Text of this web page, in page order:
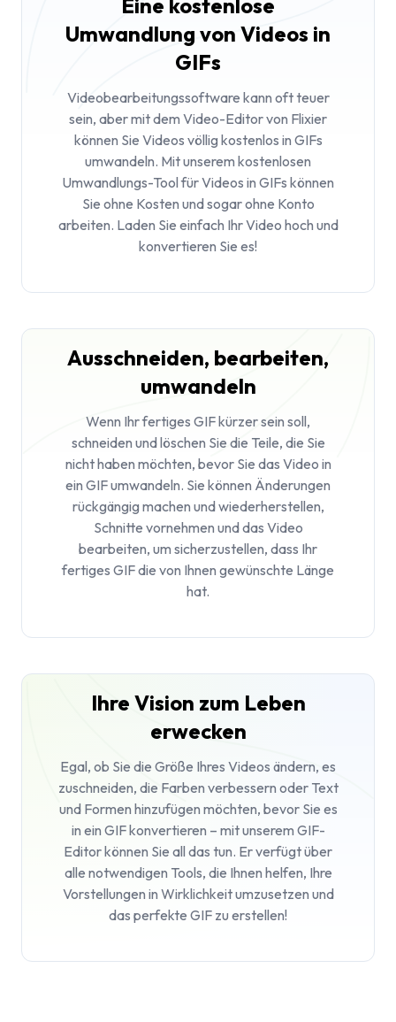
Eine kostenlose
Umwandlung von Videos in
GIFs
Videobearbeitungssoftware kann oft teuer
sein, aber mit dem Video-Editor von Flixier
können Sie Videos völlig kostenlos in GIFs
umwandeln. Mit unserem kostenlosen
Umwandlungs-Tool für Videos in GIFs können
Sie ohne Kosten und sogar ohne Konto
arbeiten. Laden Sie einfach Ihr Video hoch und
konvertieren Sie es!
Ausschneiden, bearbeiten,
umwandeln
Wenn Ihr fertiges GIF kürzer sein soll,
schneiden und löschen Sie die Teile, die Sie
nicht haben möchten, bevor Sie das Video in
ein GIF umwandeln. Sie können Änderungen
rückgängig machen und wiederherstellen,
Schnitte vornehmen und das Video
bearbeiten, um sicherzustellen, dass Ihr
fertiges GIF die von Ihnen gewünschte Länge
hat.
Ihre Vision zum Leben
erwecken
Egal, ob Sie die Größe Ihres Videos ändern, es
zuschneiden, die Farben verbessern oder Text
und Formen hinzufügen möchten, bevor Sie es
in ein GIF konvertieren – mit unserem GIF-
Editor können Sie all das tun. Er verfügt über
alle notwendigen Tools, die Ihnen helfen, Ihre
Vorstellungen in Wirklichkeit umzusetzen und
das perfekte GIF zu erstellen!